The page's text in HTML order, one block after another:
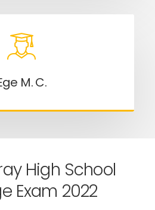
M. C.
High School
Exam 2022